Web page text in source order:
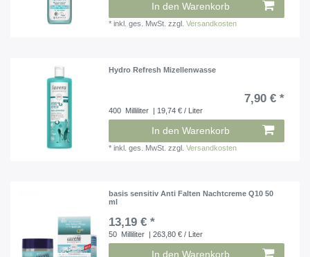
In den Warenkorb
*inkl. ges. MwSt. zzgl.Versandkosten
Hydro Refresh Mizellenwasse
7,90 € *
400 Milliliter | 19,74 € / Liter
In den Warenkorb
*inkl. ges. MwSt. zzgl.Versandkosten
basis sensitiv Anti Falten Nachtcreme Q10 50
ml
13,19 € *
50 Milliliter | 263,80 € / Liter
In den Warenkorb